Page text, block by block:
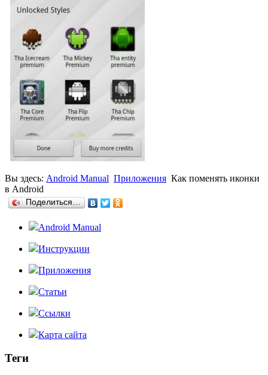
Вы здесь: Android Manual Приложения Как поменять иконки
в Android
Поделиться…
Android Manual
Инструкции
Приложения
Статьи
Ссылки
Карта сайта
Теги